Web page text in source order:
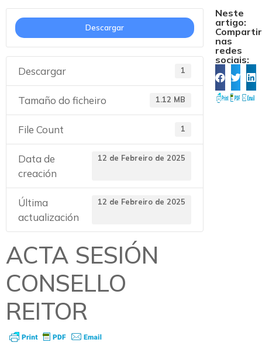
Descargar
Descargar 1
Tamaño do ficheiro 1.12 MB
File Count 1
Data de
creación
12 de Febreiro de 2025
Última
actualización
12 de Febreiro de 2025
ACTA SESIÓN
CONSELLO
REITOR
Neste
artigo:
Compartir
nas
redes
sociais: